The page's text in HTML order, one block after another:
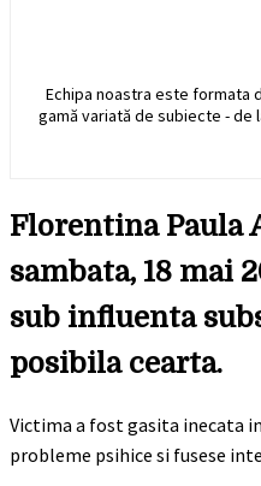
Echipa noastra este formata
gamă variată de subiecte - de
Florentina Paula
sambata, 18 mai
sub influenta
posibila cearta.
Victima a fost gasita inecata
probleme psihice si fusese